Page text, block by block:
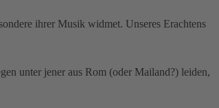
ihrer Musik widmet. Unseres Erachtens
unter jener aus Rom (oder Mailand?) leiden,